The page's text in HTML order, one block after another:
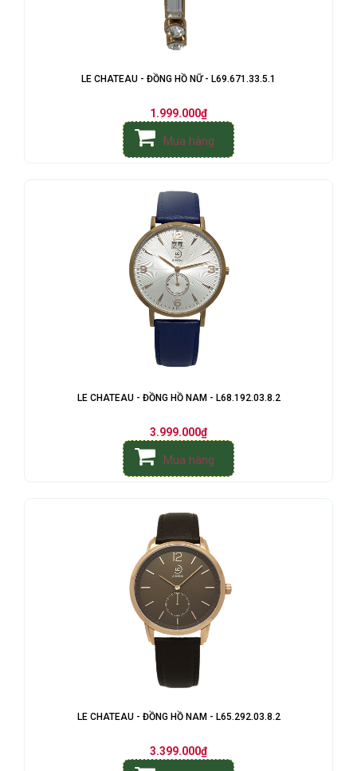
LE CHATEAU - ĐỒNG HỒ NỮ - L69.671.33.5.1
1.999.000₫
Mua hàng
LE CHATEAU - ĐỒNG HỒ NAM - L68.192.03.8.2
3.999.000₫
Mua hàng
LE CHATEAU - ĐỒNG HỒ NAM - L65.292.03.8.2
3.399.000₫